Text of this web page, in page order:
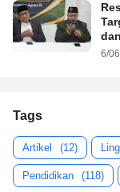
6/
Tags
Artikel (12)
Pendidikan (118)